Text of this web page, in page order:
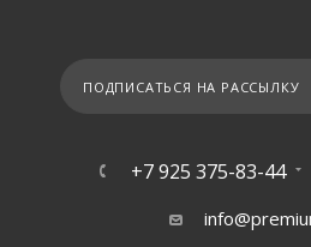
ПОДПИСАТЬСЯ НА РАССЫЛКУ
+7 925 375-83-44